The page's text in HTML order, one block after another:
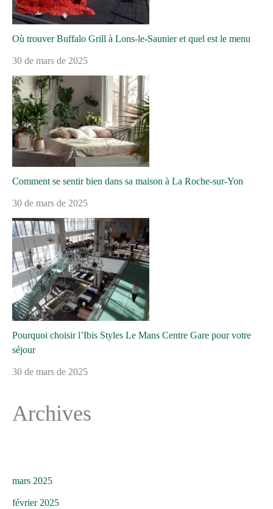
Où trouver Buffalo Grill à Lons-le-Saunier et quel est le menu
30 de mars de 2025
Comment se sentir bien dans sa maison à La Roche-sur-Yon
30 de mars de 2025
Pourquoi choisir l’Ibis Styles Le Mans Centre Gare pour votre
séjour
30 de mars de 2025
Archives
mars 2025
février 2025